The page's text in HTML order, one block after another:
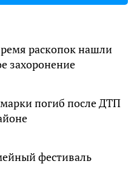
раскопок нашли
захоронение
погиб после ДТП
фестиваль